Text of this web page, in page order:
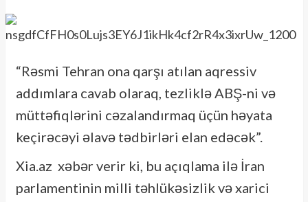
“Rəsmi Tehran ona qarşı atılan aqressiv
addımlara cavab olaraq, tezliklə ABŞ-ni və
müttəfiqlərini cəzalandırmaq üçün həyata
keçirəcəyi əlavə tədbirləri elan edəcək”.
Xia.az xəbər verir ki, bu açıqlama ilə İran
parlamentinin milli təhlükəsizlik və xarici